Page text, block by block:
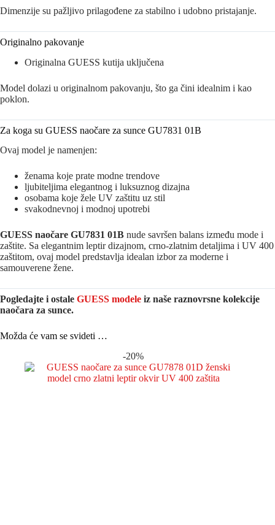
Dimenzije su pažljivo prilagođene za stabilno i udobno pristajanje.
Originalno pakovanje
Originalna GUESS kutija uključena
Model dolazi u originalnom pakovanju, što ga čini idealnim i kao
poklon.
Za koga su GUESS naočare za sunce GU7831 01B
Ovaj model je namenjen:
ženama koje prate modne trendove
ljubiteljima elegantnog i luksuznog dizajna
osobama koje žele UV zaštitu uz stil
svakodnevnoj i modnoj upotrebi
GUESS naočare GU7831 01B nude savršen balans između mode i
zaštite. Sa elegantnim leptir dizajnom, crno-zlatnim detaljima i UV 400
zaštitom, ovaj model predstavlja idealan izbor za moderne i
samouverene žene.
Pogledajte i ostale GUESS modele iz naše raznovrsne kolekcije
naočara za sunce.
Možda će vam se svideti …
-20%